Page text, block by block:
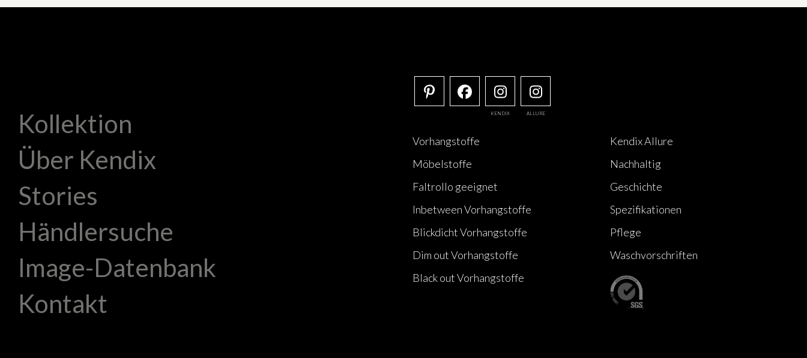
Kollektion
Über Kendix
Stories
Händlersuche
Image-Datenbank
Kontakt
KENDIX ALLURE
Vorhangstoffe
Möbelstoffe
Faltrollo geeignet
Inbetween Vorhangstoffe
Blickdicht Vorhangstoffe
Dim out Vorhangstoffe
Black out Vorhangstoffe
Kendix Allure
Nachhaltig
Geschichte
Spezifikationen
Pflege
Waschvorschriften